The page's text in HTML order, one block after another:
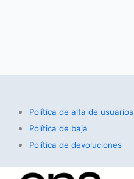
Política de alta de usuarios
Política de baja
Política de devoluciones